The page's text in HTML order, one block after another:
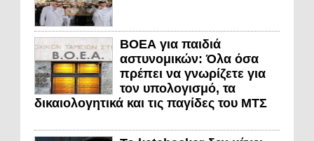
ΒΟΕΑ για παιδιά
αστυνομικών: Όλα όσα
πρέπει να γνωρίζετε για
τον υπολογισμό, τα
δικαιολογητικά και τις παγίδες του ΜΤΣ